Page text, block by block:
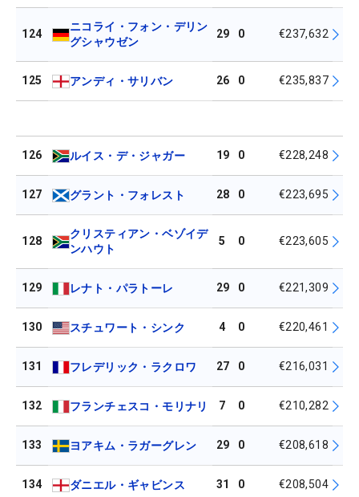
124
ニコライ・フォン・デリン
グシャウゼン
29 0 €237,632
125 アンディ・サリバン 26 0 €235,837
126 ルイス・デ・ジャガー 19 0 €228,248
127 グラント・フォレスト 28 0 €223,695
128
クリスティアン・ベゾイデ
ンハウト
5 0 €223,605
129 レナト・パラトーレ 29 0 €221,309
130 スチュワート・シンク 4 0 €220,461
131 フレデリック・ラクロワ 27 0 €216,031
132 フランチェスコ・モリナリ 7 0 €210,282
133 ヨアキム・ラガーグレン 29 0 €208,618
134 ダニエル・ギャビンス 31 0 €208,504